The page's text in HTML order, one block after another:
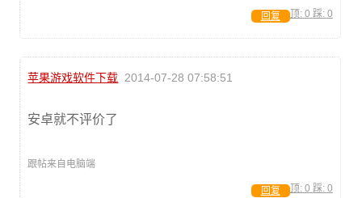
顶: 0 踩: 0
回复
苹果游戏软件下载 2014-07-28 07:58:51
安卓就不评价了
跟帖来自电脑端
顶: 0 踩: 0
回复